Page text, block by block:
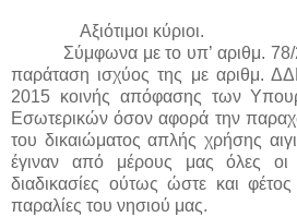
Αξιότιμοι κύριοι.
Σύμφωνα με το υπ’ αριθμ.
παράταση ισχύος της με αριθμ.
2015 κοινής απόφασης των
Εσωτερικών όσον αφορά την
του δικαιώματος απλής χρήσης
έγιναν από μέρους μας όλες οι
διαδικασίες ούτως ώστε και
παραλίες του νησιού μας.